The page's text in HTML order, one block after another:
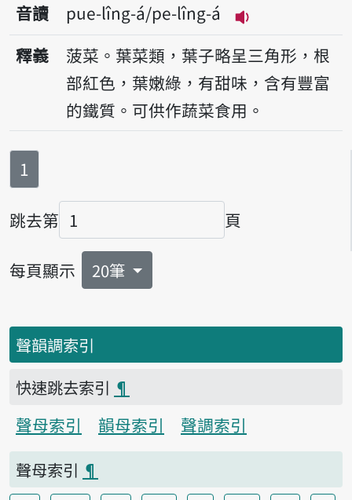
音讀
pue-lîng-á/pe-lîng-á
播放音讀pue-
釋義
菠菜。葉菜類，葉子略呈三角形，根
部紅色，葉嫩綠，有甜味，含有豐富
的鐵質。可供作蔬菜食用。
第
1
跳去第
頁碼
頁
每頁顯示 20筆
聲韻調索引
快速跳去索引 ¶
聲母索引
韻母索引
聲調索引
聲母索引 ¶